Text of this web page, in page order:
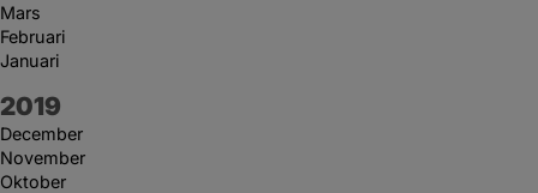
Mars
Februari
Januari
År:
2019
December
November
Oktober